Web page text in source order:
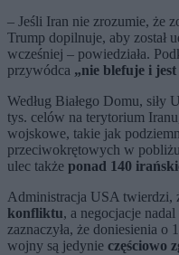
– Jeśli Iran nie zrozumie, że
Trump dopilnuje, aby został
wcześniej – powiedziała.
przywódca „nie blefuje i
Według Białego Domu, siły
tys. celów na terytorium
wojskowe, takie jak
przeciwokrętowych w
ulec także ponad 140
Administracja USA twierdzi,
konfliktu, a negocjacje
zaznaczyła, że doniesienia
wojny są jedynie częściowo